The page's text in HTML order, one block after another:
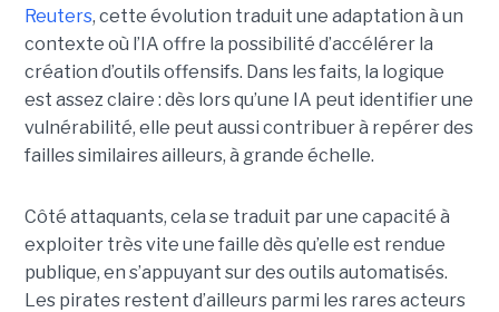
Reuters, cette évolution traduit une adaptation à un
contexte où l’IA offre la possibilité d’accélérer la
création d’outils offensifs. Dans les faits, la logique
est assez claire : dès lors qu’une IA peut identifier une
vulnérabilité, elle peut aussi contribuer à repérer des
failles similaires ailleurs, à grande échelle.
Côté attaquants, cela se traduit par une capacité à
exploiter très vite une faille dès qu’elle est rendue
publique, en s’appuyant sur des outils automatisés.
Les pirates restent d’ailleurs parmi les rares acteurs